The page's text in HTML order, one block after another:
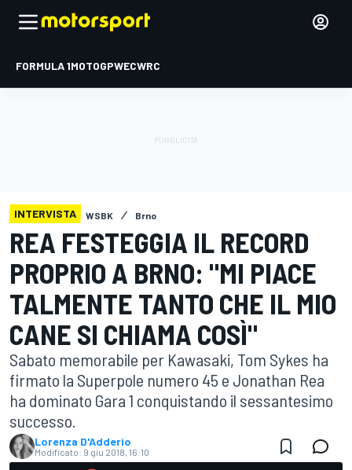
FORMULA 1MOTOGPWECWRC
INTERVISTA WSBK Brno
REA FESTEGGIA IL RECORD
PROPRIO A BRNO: "MI PIACE
TALMENTE TANTO CHE IL MIO
CANE SI CHIAMA COSÌ"
Sabato memorabile per Kawasaki, Tom Sykes ha
firmato la Superpole numero 45 e Jonathan Rea
ha dominato Gara 1 conquistando il sessantesimo
successo.
Lorenza D'Adderio
Modificato: 9 giu 2018, 16:10